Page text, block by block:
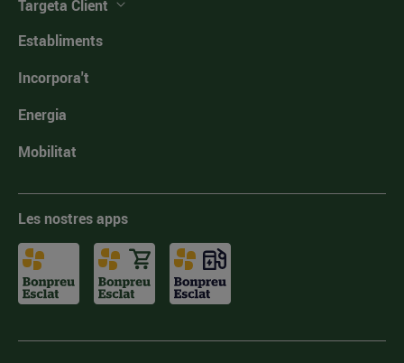
Targeta Client
Establiments
Incorpora't
Energia
Mobilitat
Les nostres apps